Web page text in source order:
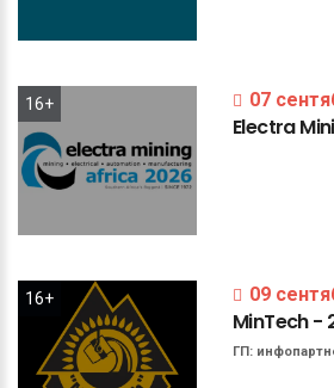
16+ 07
Electra
16+ 09
MinTech-
ГП: